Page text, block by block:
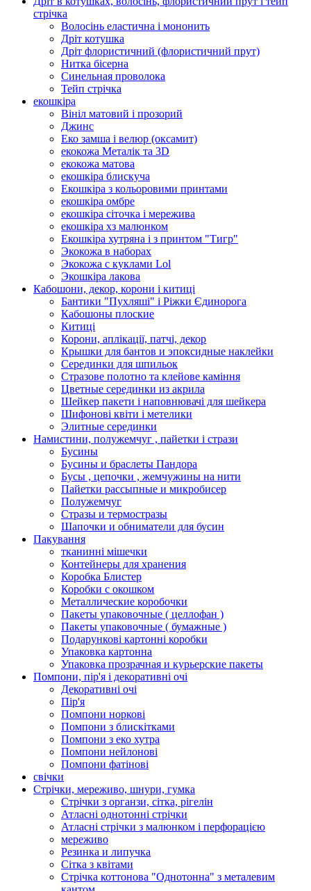
стрічка
Волосінь еластична і мононить
Дріт котушка
Дріт флористичний (флористичний прут)
Нитка бісерна
Синельная проволока
Тейп стрічка
екошкіра
Вініл матовий і прозорий
Джинс
Еко замша і велюр (оксамит)
екокожа Металік та 3D
екокожа матова
екошкіра блискуча
Екошкіра з кольоровими принтами
екошкіра омбре
екошкіра сіточка і мережива
екошкіра хз малюнком
Екошкіра хутряна і з принтом "Тигр"
Экокожа в наборах
Экокожа с куклами Lol
Экошкiра лакова
Кабошони, декор, корони і китиці
Бантики "Пухляші" і Ріжки Єдинорога
Кабошоны плоские
Китиці
Корони, аплікації, патчі, декор
Крышки для бантов и эпоксидные наклейки
Серединки для шпильок
Стразове полотно та клейове каміння
Цветные серединки из акрила
Шейкер пакети і наповнювачі для шейкера
Шифонові квіти і метелики
Элитные серединки
Намистини, полужемчуг , пайетки і стрази
Бусины
Бусины и браслеты Пандора
Бусы , цепочки , жемчужины на нити
Пайетки рассыпные и микробисер
Полужемчуг
Стразы и термостразы
Шапочки и обниматели для бусин
Пакування
тканинні мішечки
Контейнеры для хранения
Коробка Блистер
Коробки с окошком
Металлические коробочки
Пакеты упаковочные ( целлофан )
Пакеты упаковочные ( бумажные )
Подарункові картонні коробки
Упаковка картонна
Упаковка прозрачная и курьерские пакеты
Помпони, пір'я і декоративні очі
Декоративні очі
Пір'я
Помпони норкові
Помпони з блискітками
Помпони з еко хутра
Помпони нейлонові
Помпони фатінові
свічки
Стрічки, мереживо, шнури, гумка
Стрічки з органзи, сітка, рігелін
Атласні однотонні стрічки
Атласні стрічки з малюнком і перфорацією
мереживо
Резинка и липучка
Сітка з квітами
Стрічка коттонова "Однотонна" з металевим